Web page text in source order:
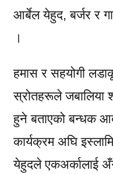
आर्बेल येहुद, बर्जर र
।
हमास र सहयोगी
स्रोतहरूले जबालिया
हुने बताएको बन्धक
कार्यक्रम अघि
येहुदले एकअर्कालाई